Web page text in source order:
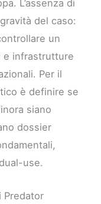
L’assenza di
del caso:
un
e infrastrutture
Per il
è definire se
siano
dossier
use.
Predator